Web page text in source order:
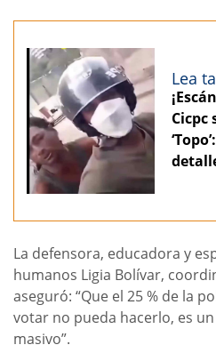
Lea
Cicpc
La defensora, educadora y
humanos Ligia Bolívar,
aseguró: “Que el 25 % de la
votar no pueda hacerlo, es
masivo”.